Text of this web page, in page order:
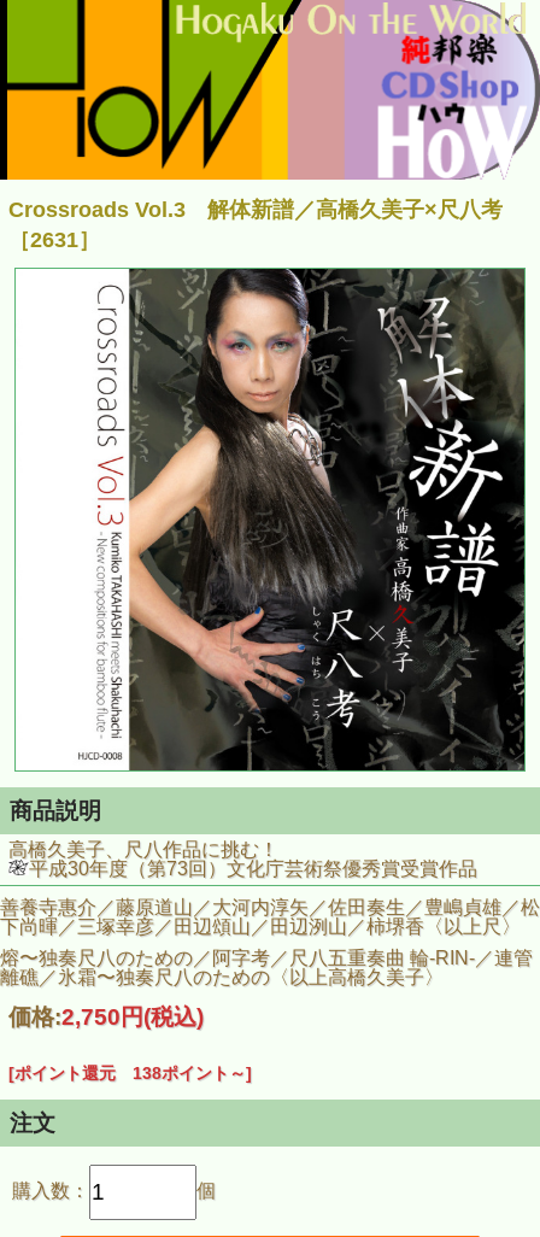
Crossroads Vol.3 解体新譜／高橋久美子×尺八考
［2631］
商品説明
高橋久美子、尺八作品に挑む！
平成30年度（第73回）文化庁芸術祭優秀賞受賞作品
善養寺惠介／藤原道山／大河内淳矢／佐田奏生／豊嶋貞雄／松
下尚暉／三塚幸彦／田辺頌山／田辺洌山／柿堺香〈以上尺〉
熔〜独奏尺八のための／阿字考／尺八五重奏曲 輪-RIN-／連管
離礁／氷霜〜独奏尺八のための〈以上高橋久美子〉
価格:2,750円(税込)
[ポイント還元 138ポイント～]
注文
購入数： 個